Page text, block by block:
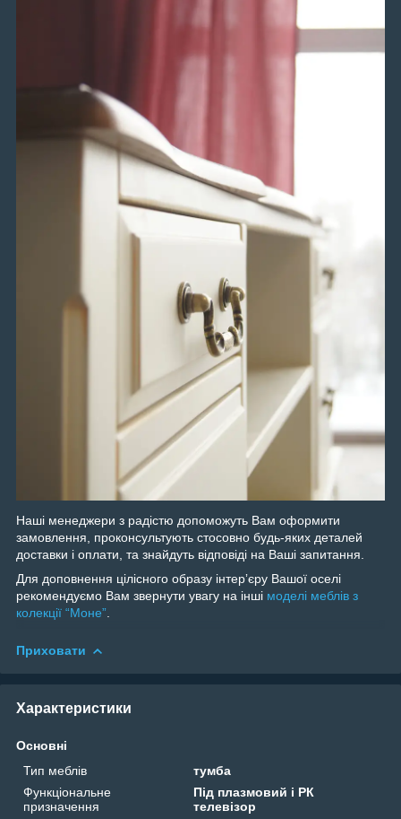
Наші менеджери з радістю допоможуть Вам оформити
замовлення, проконсультують стосовно будь-яких деталей
доставки і оплати, та знайдуть відповіді на Ваші запитання.
Для доповнення цілісного образу інтерʼєру Вашої оселі
рекомендуємо Вам звернути увагу на інші моделі меблів з
колекції “Моне”
Приховати
Характеристики
Основні
Тип меблів
тумба
Функціональне
призначення
Під плазмовий і РК
телевізор